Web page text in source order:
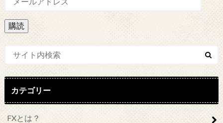
ル
ア
ド
カテゴリー
FXとは？